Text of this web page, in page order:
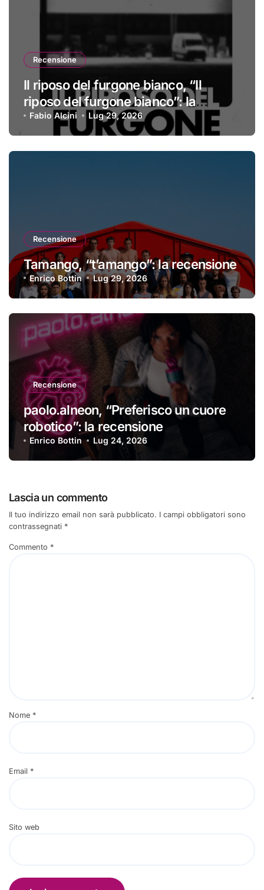
Recensione
Il riposo del furgone bianco, “Il
riposo del furgone bianco”: la
recensione
Fabio Alcini Lug 29, 2026
Recensione
Tamango, “t’amango”: la recensione
Enrico Bottin Lug 29, 2026
Recensione
paolo.alneon, “Preferisco un cuore
robotico”: la recensione
Enrico Bottin Lug 24, 2026
Lascia un commento
Il tuo indirizzo email non sarà pubblicato. I campi obbligatori sono
contrassegnati *
Commento *
Nome *
Email *
Sito web